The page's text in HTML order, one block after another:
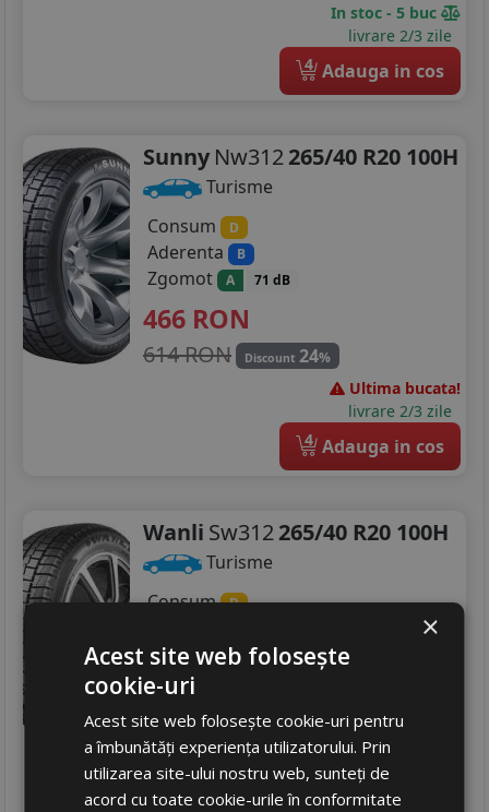
In stoc - 5 buc
livrare 2/3 zile
4 Adauga in cos
Sunny Nw312265/40 R20 100H
Turisme
Consum
D
Aderenta B
Zgomot A 71 dB
466 RON
614 RON Discount 24%
Ultima bucata!
livrare 2/3 zile
4 Adauga in cos
Wanli Sw312265/40 R20 100H
Turisme
Consum D
Zgomot A 71 dB
431RON
504 RON Discount 14
Ultimele 3 bucati!
livrare 2/3 zile
×
Acest site web folosește
cookie-uri
Acest site web folosește cookie-uri pentru
a îmbunătăți experiența utilizatorului. Prin
utilizarea site-ului nostru web, sunteți de
acord cu toate cookie-urile în conformitate